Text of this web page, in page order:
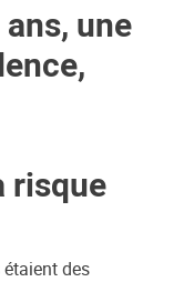
une
risque
des